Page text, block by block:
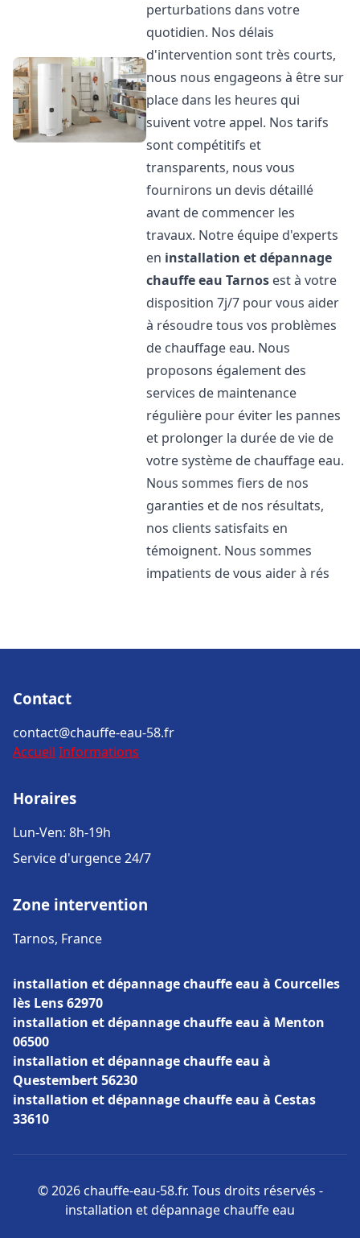
perturbations dans votre
quotidien. Nos délais
d'intervention sont très courts,
nous nous engageons à être sur
place dans les heures qui
suivent votre appel. Nos tarifs
sont compétitifs et
transparents, nous vous
fournirons un devis détaillé
avant de commencer les
travaux. Notre équipe d'experts
en installation et dépannage
chauffe eau Tarnos est à votre
disposition 7j/7 pour vous aider
à résoudre tous vos problèmes
de chauffage eau. Nous
proposons également des
services de maintenance
régulière pour éviter les pannes
et prolonger la durée de vie de
votre système de chauffage eau.
Nous sommes fiers de nos
garanties et de nos résultats,
nos clients satisfaits en
témoignent. Nous sommes
impatients de vous aider à rés
Contact
contact@chauffe-eau-58.fr
Accueil Informations
Horaires
Lun-Ven: 8h-19h
Service d'urgence 24/7
Zone intervention
Tarnos, France
installation et dépannage chauffe eau à Courcelles
lès Lens 62970
installation et dépannage chauffe eau à Menton
06500
installation et dépannage chauffe eau à
Questembert 56230
installation et dépannage chauffe eau à Cestas
33610
© 2026 chauffe-eau-58.fr. Tous droits réservés -
installation et dépannage chauffe eau